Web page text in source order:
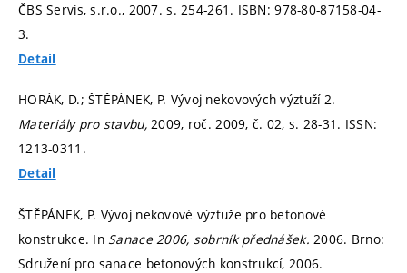
ČBS Servis, s.r.o., 2007.s. 254-261. ISBN: 978-80-87158-04-
3.
Detail
HORÁK, D.; ŠTĚPÁNEK, P. Vývoj nekovových výztuží 2.
Materiály pro stavbu,2009, roč. 2009, č. 02, s. 28-31. ISSN:
1213-0311.
Detail
ŠTĚPÁNEK, P. Vývoj nekovové výztuže pro betonové
konstrukce. In Sanace 2006, sobrník přednášek. 2006. Brno:
Sdružení pro sanace betonových konstrukcí, 2006.